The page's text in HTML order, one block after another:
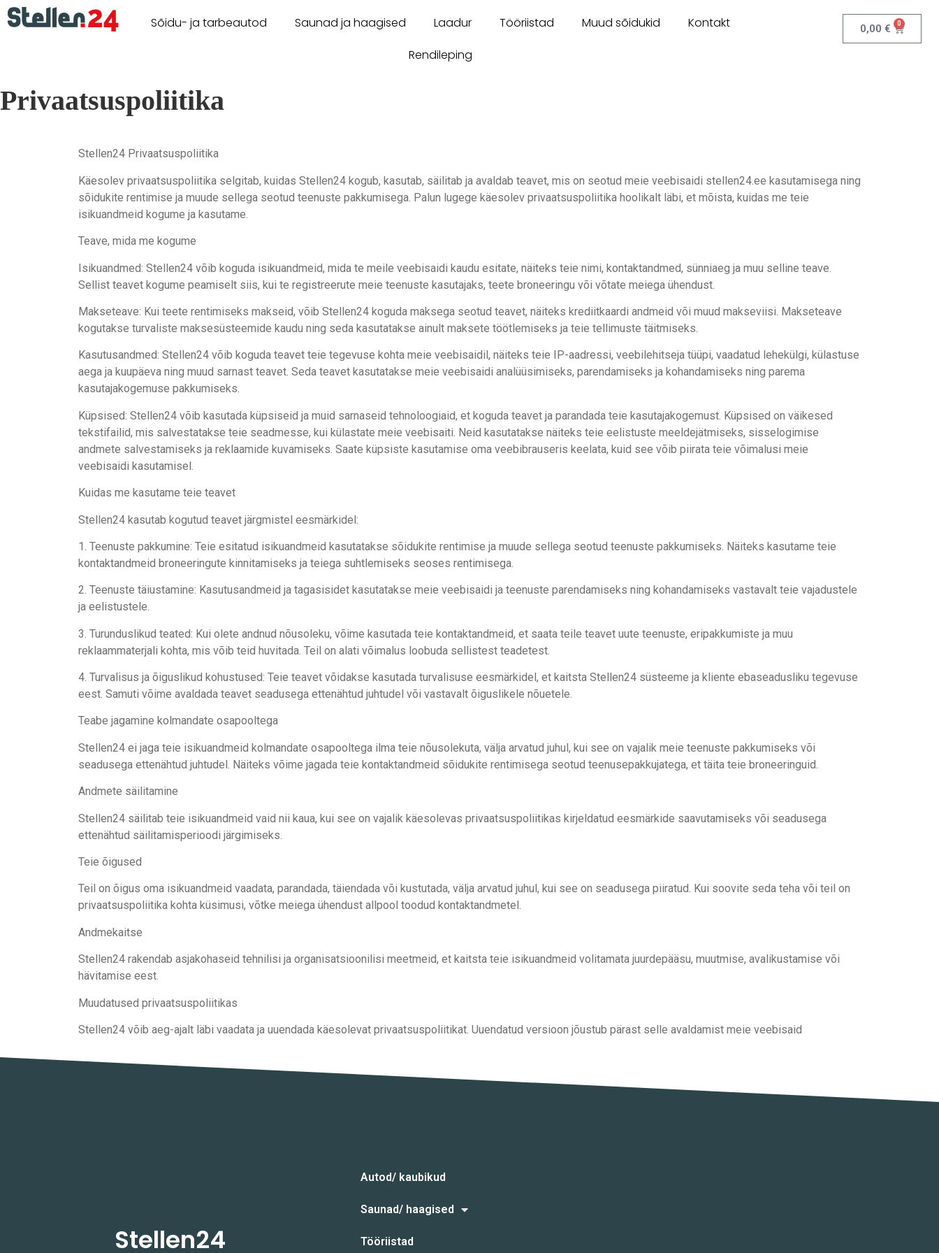
Sõidu- ja tarbeautod Saunad ja haagised Laadur Tööriistad Muud sõidukid
Kontakt
Rendileping
0,00 € 0
Privaatsuspoliitika
Stellen24 Privaatsuspoliitika
Käesolev privaatsuspoliitika selgitab, kuidas Stellen24 kogub, kasutab, säilitab ja avaldab teavet, mis on seotud meie veebisaidi stellen24.ee kasutamisega ning
sõidukite rentimise ja muude sellega seotud teenuste pakkumisega. Palun lugege käesolev privaatsuspoliitika hoolikalt läbi, et mõista, kuidas me teie
isikuandmeid kogume ja kasutame.
Teave, mida me kogume
Isikuandmed: Stellen24 võib koguda isikuandmeid, mida te meile veebisaidi kaudu esitate, näiteks teie nimi, kontaktandmed, sünniaeg ja muu selline teave.
Sellist teavet kogume peamiselt siis, kui te registreerute meie teenuste kasutajaks, teete broneeringu või võtate meiega ühendust.
Makseteave: Kui teete rentimiseks makseid, võib Stellen24 koguda maksega seotud teavet, näiteks krediitkaardi andmeid või muud makseviisi. Makseteave
kogutakse turvaliste maksesüsteemide kaudu ning seda kasutatakse ainult maksete töötlemiseks ja teie tellimuste täitmiseks.
Kasutusandmed: Stellen24 võib koguda teavet teie tegevuse kohta meie veebisaidil, näiteks teie IP-aadressi, veebilehitseja tüüpi, vaadatud lehekülgi, külastuse
aega ja kuupäeva ning muud sarnast teavet. Seda teavet kasutatakse meie veebisaidi analüüsimiseks, parendamiseks ja kohandamiseks ning parema
kasutajakogemuse pakkumiseks.
Küpsised: Stellen24 võib kasutada küpsiseid ja muid sarnaseid tehnoloogiaid, et koguda teavet ja parandada teie kasutajakogemust. Küpsised on väikesed
tekstifailid, mis salvestatakse teie seadmesse, kui külastate meie veebisaiti. Neid kasutatakse näiteks teie eelistuste meeldejätmiseks, sisselogimise
andmete salvestamiseks ja reklaamide kuvamiseks. Saate küpsiste kasutamise oma veebibrauseris keelata, kuid see võib piirata teie võimalusi meie
veebisaidi kasutamisel.
Kuidas me kasutame teie teavet
Stellen24 kasutab kogutud teavet järgmistel eesmärkidel:
1. Teenuste pakkumine: Teie esitatud isikuandmeid kasutatakse sõidukite rentimise ja muude sellega seotud teenuste pakkumiseks. Näiteks kasutame teie
kontaktandmeid broneeringute kinnitamiseks ja teiega suhtlemiseks seoses rentimisega.
2. Teenuste täiustamine: Kasutusandmeid ja tagasisidet kasutatakse meie veebisaidi ja teenuste parendamiseks ning kohandamiseks vastavalt teie vajadustele
ja eelistustele.
3. Turunduslikud teated: Kui olete andnud nõusoleku, võime kasutada teie kontaktandmeid, et saata teile teavet uute teenuste, eripakkumiste ja muu
reklaammaterjali kohta, mis võib teid huvitada. Teil on alati võimalus loobuda sellistest teadetest.
4. Turvalisus ja õiguslikud kohustused: Teie teavet võidakse kasutada turvalisuse eesmärkidel, et kaitsta Stellen24 süsteeme ja kliente ebaseadusliku tegevuse
eest. Samuti võime avaldada teavet seadusega ettenähtud juhtudel või vastavalt õiguslikele nõuetele.
Teabe jagamine kolmandate osapooltega
Stellen24 ei jaga teie isikuandmeid kolmandate osapooltega ilma teie nõusolekuta, välja arvatud juhul, kui see on vajalik meie teenuste pakkumiseks või
seadusega ettenähtud juhtudel. Näiteks võime jagada teie kontaktandmeid sõidukite rentimisega seotud teenusepakkujatega, et täita teie broneeringuid.
Andmete säilitamine
Stellen24 säilitab teie isikuandmeid vaid nii kaua, kui see on vajalik käesolevas privaatsuspoliitikas kirjeldatud eesmärkide saavutamiseks või seadusega
ettenähtud säilitamisperioodi järgimiseks.
Teie õigused
Teil on õigus oma isikuandmeid vaadata, parandada, täiendada või kustutada, välja arvatud juhul, kui see on seadusega piiratud. Kui soovite seda teha või teil on
privaatsuspoliitika kohta küsimusi, võtke meiega ühendust allpool toodud kontaktandmetel.
Andmekaitse
Stellen24 rakendab asjakohaseid tehnilisi ja organisatsioonilisi meetmeid, et kaitsta teie isikuandmeid volitamata juurdepääsu, muutmise, avalikustamise või
hävitamise eest.
Muudatused privaatsuspoliitikas
Stellen24 võib aeg-ajalt läbi vaadata ja uuendada käesolevat privaatsuspoliitikat. Uuendatud versioon jõustub pärast selle avaldamist meie veebisaid
Stellen24
Autod/ kaubikud
Saunad/ haagised
Tööriistad